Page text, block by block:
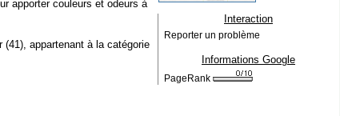
apporter couleurs et odeurs à
appartenant à la catégorie
Interaction
Reporter un problème
Informations Google
PageRank